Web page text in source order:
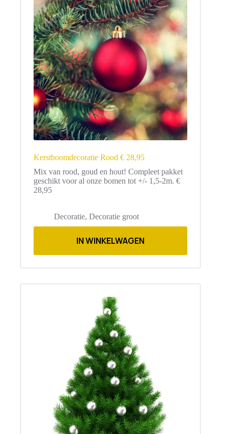
Kerstboomdecoratie Rood € 28,95
Mix van rood, goud en hout! Compleet pakket
geschikt voor al onze bomen tot +/- 1,5-2m. €
28,95
Decoratie, Decoratie groot
IN WINKELWAGEN